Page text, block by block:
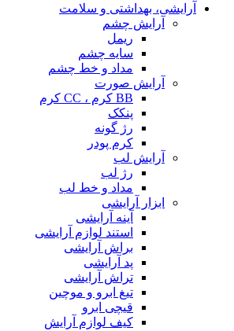
آرایشی، بهداشتی و سلامت
آرایش چشم
ریمل
سایه چشم
مداد و خط چشم
آرایش صورت
BB کرم ، CC کرم
پنکک
رژ گونه
کرم پودر
آرایش لب
رژ لب
مداد و خط لب
ابزار آرایشی
آینه آرایشی
استند لوازم آرایشی
براش آرایشی
پد آرایشی
تراش آرایشی
تیغ ابرو و موچین
قیچی ابرو
کیف لوازم آرایش